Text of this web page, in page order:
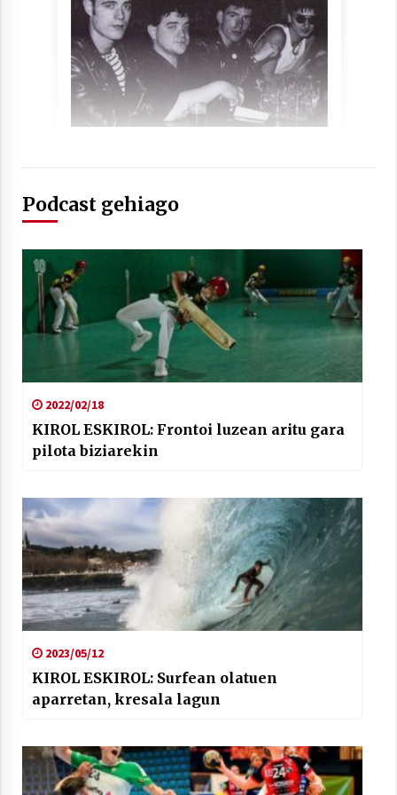
Podcast gehiago
2022/02/18
KIROL ESKIROL: Frontoi luzean aritu gara
pilota biziarekin
2023/05/12
KIROL ESKIROL: Surfean olatuen
aparretan, kresala lagun